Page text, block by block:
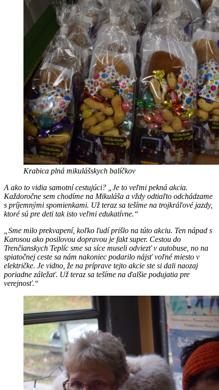
Krabica plná mikulášskych balíčkov
A ako to vidia samotní cestujúci? „Je to veľmi pekná akcia.
Každoročne sem chodíme na Mikuláša a vždy odtiaľto odchádzame
s príjemnými spomienkami. Už teraz sa tešíme na trojkráľové jazdy,
ktoré sú pre deti tak isto veľmi edukatívne.“
„Sme milo prekvapení, koľko ľudí prišlo na túto akciu. Ten nápad s
Karosou ako posilovou dopravou je fakt super. Cestou do
Trenčianskych Teplíc sme sa síce museli odviezť v autobuse, no na
spiatočnej ceste sa nám nakoniec podarilo nájsť voľné miesto v
električke. Je vidno, že na príprave tejto akcie ste si dali naozaj
poriadne záležať. Už teraz sa tešíme na ďalšie podujatia pre
verejnosť.“